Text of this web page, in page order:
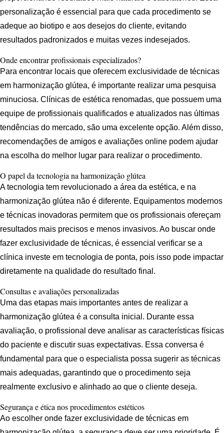
personalização é essencial para que cada procedimento se
adeque ao biotipo e aos desejos do cliente, evitando
resultados padronizados e muitas vezes indesejados.
Onde encontrar profissionais especializados?
Para encontrar locais que oferecem exclusividade de técnicas
em harmonização glútea, é importante realizar uma pesquisa
minuciosa. Clínicas de estética renomadas, que possuem uma
equipe de profissionais qualificados e atualizados nas últimas
tendências do mercado, são uma excelente opção. Além disso,
recomendações de amigos e avaliações online podem ajudar
na escolha do melhor lugar para realizar o procedimento.
O papel da tecnologia na harmonização glútea
A tecnologia tem revolucionado a área da estética, e na
harmonização glútea não é diferente. Equipamentos modernos
e técnicas inovadoras permitem que os profissionais ofereçam
resultados mais precisos e menos invasivos. Ao buscar onde
fazer exclusividade de técnicas, é essencial verificar se a
clínica investe em tecnologia de ponta, pois isso pode impactar
diretamente na qualidade do resultado final.
Consultas e avaliações personalizadas
Uma das etapas mais importantes antes de realizar a
harmonização glútea é a consulta inicial. Durante essa
avaliação, o profissional deve analisar as características físicas
do paciente e discutir suas expectativas. Essa conversa é
fundamental para que o especialista possa sugerir as técnicas
mais adequadas, garantindo que o procedimento seja
realmente exclusivo e alinhado ao que o cliente deseja.
Segurança e ética nos procedimentos estéticos
Ao escolher onde fazer exclusividade de técnicas em